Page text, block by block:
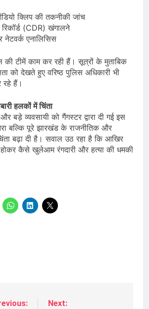
क्लिप की तकनीकी जांच
(CDR) खंगालने
एनालिसिस
टीमें काम कर रही हैं। सूत्रों के मुताबिक
को देखते हुए वरिष्ठ पुलिस अधिकारी भी
रहे हैं।
हलकों में चिंता
बड़े व्यवसायी को गैंगस्टर द्वारा दी गई इस
बल्कि पूरे झारखंड के राजनीतिक और
बढ़ा दी है। सवाल उठ रहा है कि आखिर
कैसे खुलेआम रंगदारी और हत्या की धमकी
Next: